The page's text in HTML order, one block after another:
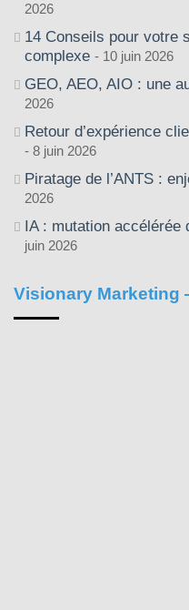
2026
14 Conseils pour votre
complexe
10 juin 2026
GEO, AEO, AIO : une
2026
Retour d’expérience
8 juin 2026
Piratage de l’ANTS :
2026
IA : mutation
juin 2026
Visionary Marketing